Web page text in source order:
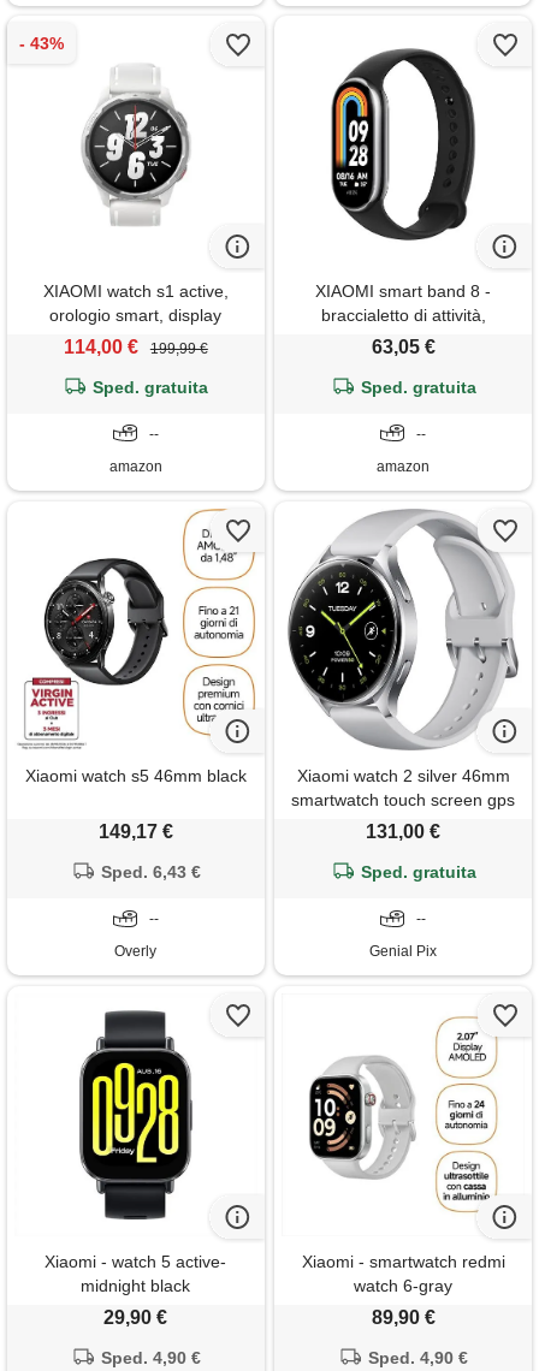
XIAOMI watch s1 active,
orologio smart, display
amoled hd 1.43, 19 modalità
resistenza all'acqua, moon
114,00 € 199,99 €
Sped. gratuita
--
amazon
XIAOMI smart band 8 -
braccialetto di attività,
autonomia fino a 16 giorni,
di aggiornamento di 60 hz, 5
nero (versione es + 3 anni di
63,05 €
Sped. gratuita
--
amazon
Xiaomi watch s5 46mm black
149,17 €
Sped. 6,43 €
--
Overly
Xiaomi watch 2 silver 46mm
smartwatch touch screen gps
waterproof 5 atm
131,00 €
Sped. gratuita
--
Genial Pix
Xiaomi - watch 5 active-
midnight black
29,90 €
Sped. 4,90 €
Xiaomi - smartwatch redmi
watch 6-gray
89,90 €
Sped. 4,90 €